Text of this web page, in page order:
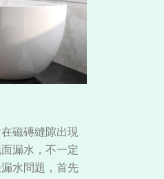
磁磚縫隙出現
漏水，不一定
水問題，首先